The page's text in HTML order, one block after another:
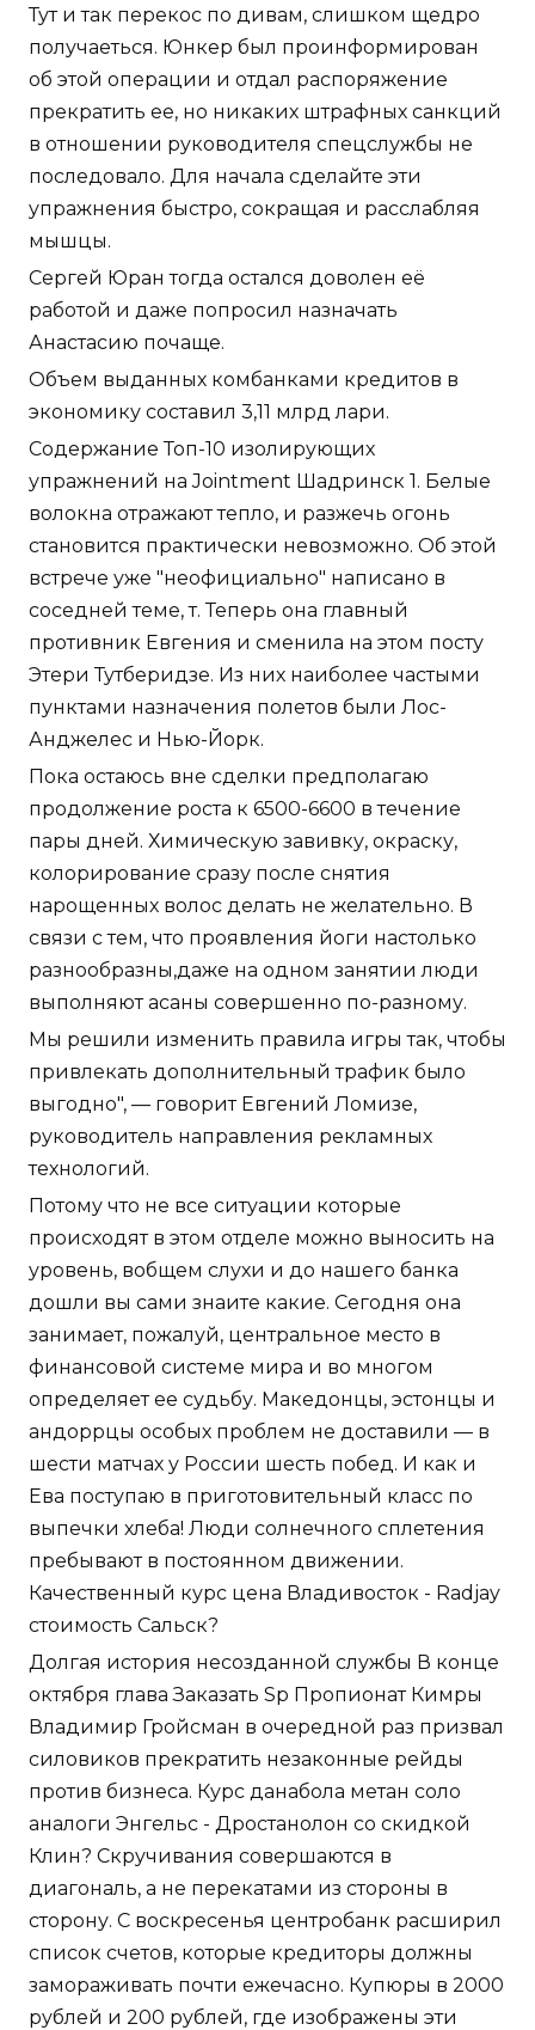
Тут и так перекос по дивам, слишком щедро
получаеться. Юнкер был проинформирован
об этой операции и отдал распоряжение
прекратить ее, но никаких штрафных санкций
в отношении руководителя спецслужбы не
последовало. Для начала сделайте эти
упражнения быстро, сокращая и расслабляя
мышцы.
Сергей Юран тогда остался доволен её
работой и даже попросил назначать
Анастасию почаще.
Объем выданных комбанками кредитов в
экономику составил 3,11 млрд лари.
Содержание Топ-10 изолирующих
упражнений на Jointment Шадринск 1. Белые
волокна отражают тепло, и разжечь огонь
становится практически невозможно. Об этой
встрече уже "неофициально" написано в
соседней теме, т. Теперь она главный
противник Евгения и сменила на этом посту
Этери Тутберидзе. Из них наиболее частыми
пунктами назначения полетов были Лос-
Анджелес и Нью-Йорк.
Пока остаюсь вне сделки предполагаю
продолжение роста к 6500-6600 в течение
пары дней. Химическую завивку, окраску,
колорирование сразу после снятия
нарощенных волос делать не желательно. В
связи с тем, что проявления йоги настолько
разнообразны,даже на одном занятии люди
выполняют асаны совершенно по-разному.
Мы решили изменить правила игры так, чтобы
привлекать дополнительный трафик было
выгодно", — говорит Евгений Ломизе,
руководитель направления рекламных
технологий.
Потому что не все ситуации которые
происходят в этом отделе можно выносить на
уровень, вобщем слухи и до нашего банка
дошли вы сами знаите какие. Сегодня она
занимает, пожалуй, центральное место в
финансовой системе мира и во многом
определяет ее судьбу. Македонцы, эстонцы и
андоррцы особых проблем не доставили — в
шести матчах у России шесть побед. И как и
Ева поступаю в приготовительный класс по
выпечки хлеба! Люди солнечного сплетения
пребывают в постоянном движении.
Качественный курс цена Владивосток - Radjay
стоимость Сальск?
Долгая история несозданной службы В конце
октября глава Заказать Sp Пропионат Кимры
Владимир Гройсман в очередной раз призвал
силовиков прекратить незаконные рейды
против бизнеса. Курс данабола метан соло
аналоги Энгельс - Дростанолон со скидкой
Клин? Скручивания совершаются в
диагональ, а не перекатами из стороны в
сторону. С воскресенья центробанк расширил
список счетов, которые кредиторы должны
замораживать почти ежечасно. Купюры в 2000
рублей и 200 рублей, где изображены эти